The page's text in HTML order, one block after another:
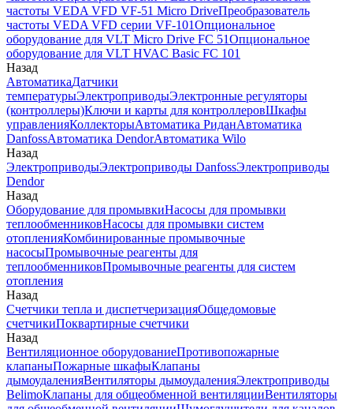
частоты VEDA VFD VF-51 Micro DriveПреобразователь
частоты VEDA VFD серии VF-101Опциональное
оборудование для VLT Micro Drive FC 51Опциональное
оборудование для VLT HVAC Basic FC 101
Назад
АвтоматикаДатчики
температурыЭлектроприводыЭлектронные регуляторы
(контроллеры)Ключи и карты для контроллеровШкафы
управленияКоллекторыАвтоматика РиданАвтоматика
DanfossАвтоматика DendorАвтоматика Wilo
Назад
ЭлектроприводыЭлектроприводы DanfossЭлектроприводы
Dendor
Назад
Оборудование для промывкиНасосы для промывки
теплообменниковНасосы для промывки систем
отопленияКомбинированные промывочные
насосыПромывочные реагенты для
теплообменниковПромывочные реагенты для систем
отопления
Назад
Счетчики тепла и диспетчеризацияОбщедомовые
счетчикиПоквартирные счетчики
Назад
Вентиляционное оборудованиеПротивопожарные
клапаныПожарные шкафыКлапаны
дымоудаленияВентиляторы дымоудаленияЭлектроприводы
BelimoКлапаны для общеобменной вентиляцииВентиляторы